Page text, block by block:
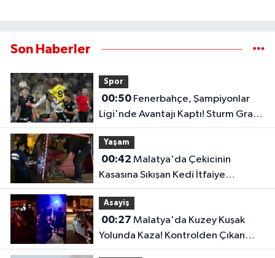
Son Haberler
Spor
00:50Fenerbahçe, Şampiyonlar
Ligi'nde Avantajı Kaptı! Sturm Graz'ı
2-0 Mağlup Etti
Yaşam
00:42
Kasasına Sıkışan Kedi İtfaiye
Ekiplerince Kurtarıldı
Asayiş
00:27
Yolunda Kaza! Kontrolden Çıkan
Otomobil Refüje Çarptı